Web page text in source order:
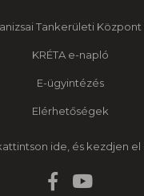
Tankerületi Központ
KRÉTA e-napló
E-ügyintézés
Elérhetőségek